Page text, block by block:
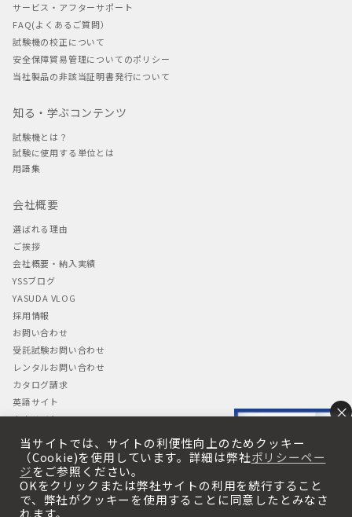
サービス・アフターサポート
FAQ(よくあるご質問）
試験機の校正について
安全保障貿易管理についてのポリシー
当社製品の非該当証明書発行について
知る・学ぶコンテンツ
試験機とは？
試験に使用する単位とは
用語集
会社概要
選ばれる理由
ご挨拶
会社概要・納入実績
YSSブログ
YASUDA VLOG
採用情報
お問い合わせ
受託試験お問い合わせ
レンタルお問い合わせ
カタログ請求
英語サイト
中文サイト
プライバシーポリシー
プライバシーポリシー
・Cookieの使用について
当サイトでは、サイトの利便性向上のためクッキー
（Cookie)を使用しています。詳細は弊社ポリシーペー
ジをご参照ください。
OKをクリックまたは弊社サイトの利用を続行すること
で、弊社がクッキーを使用することに同意したとみなさ
れます。
×